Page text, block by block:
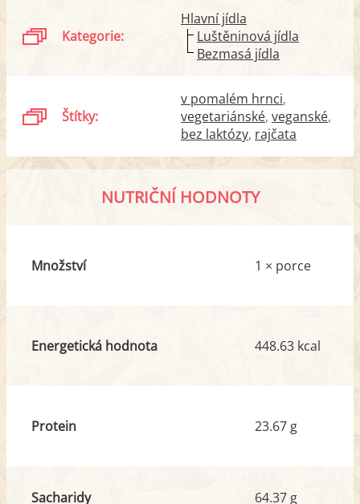
Kategorie:
Hlavní jídla
Luštěninová jídla
Bezmasá jídla
Štítky:
v pomalém hrnci
vegetariánské veganské
bez laktózy rajčata
NUTRIČNÍ HODNOTY
Množství 1 × porce
Energetická hodnota 448.63 kcal
Protein 23.67 g
Sacharidy
64.37 g